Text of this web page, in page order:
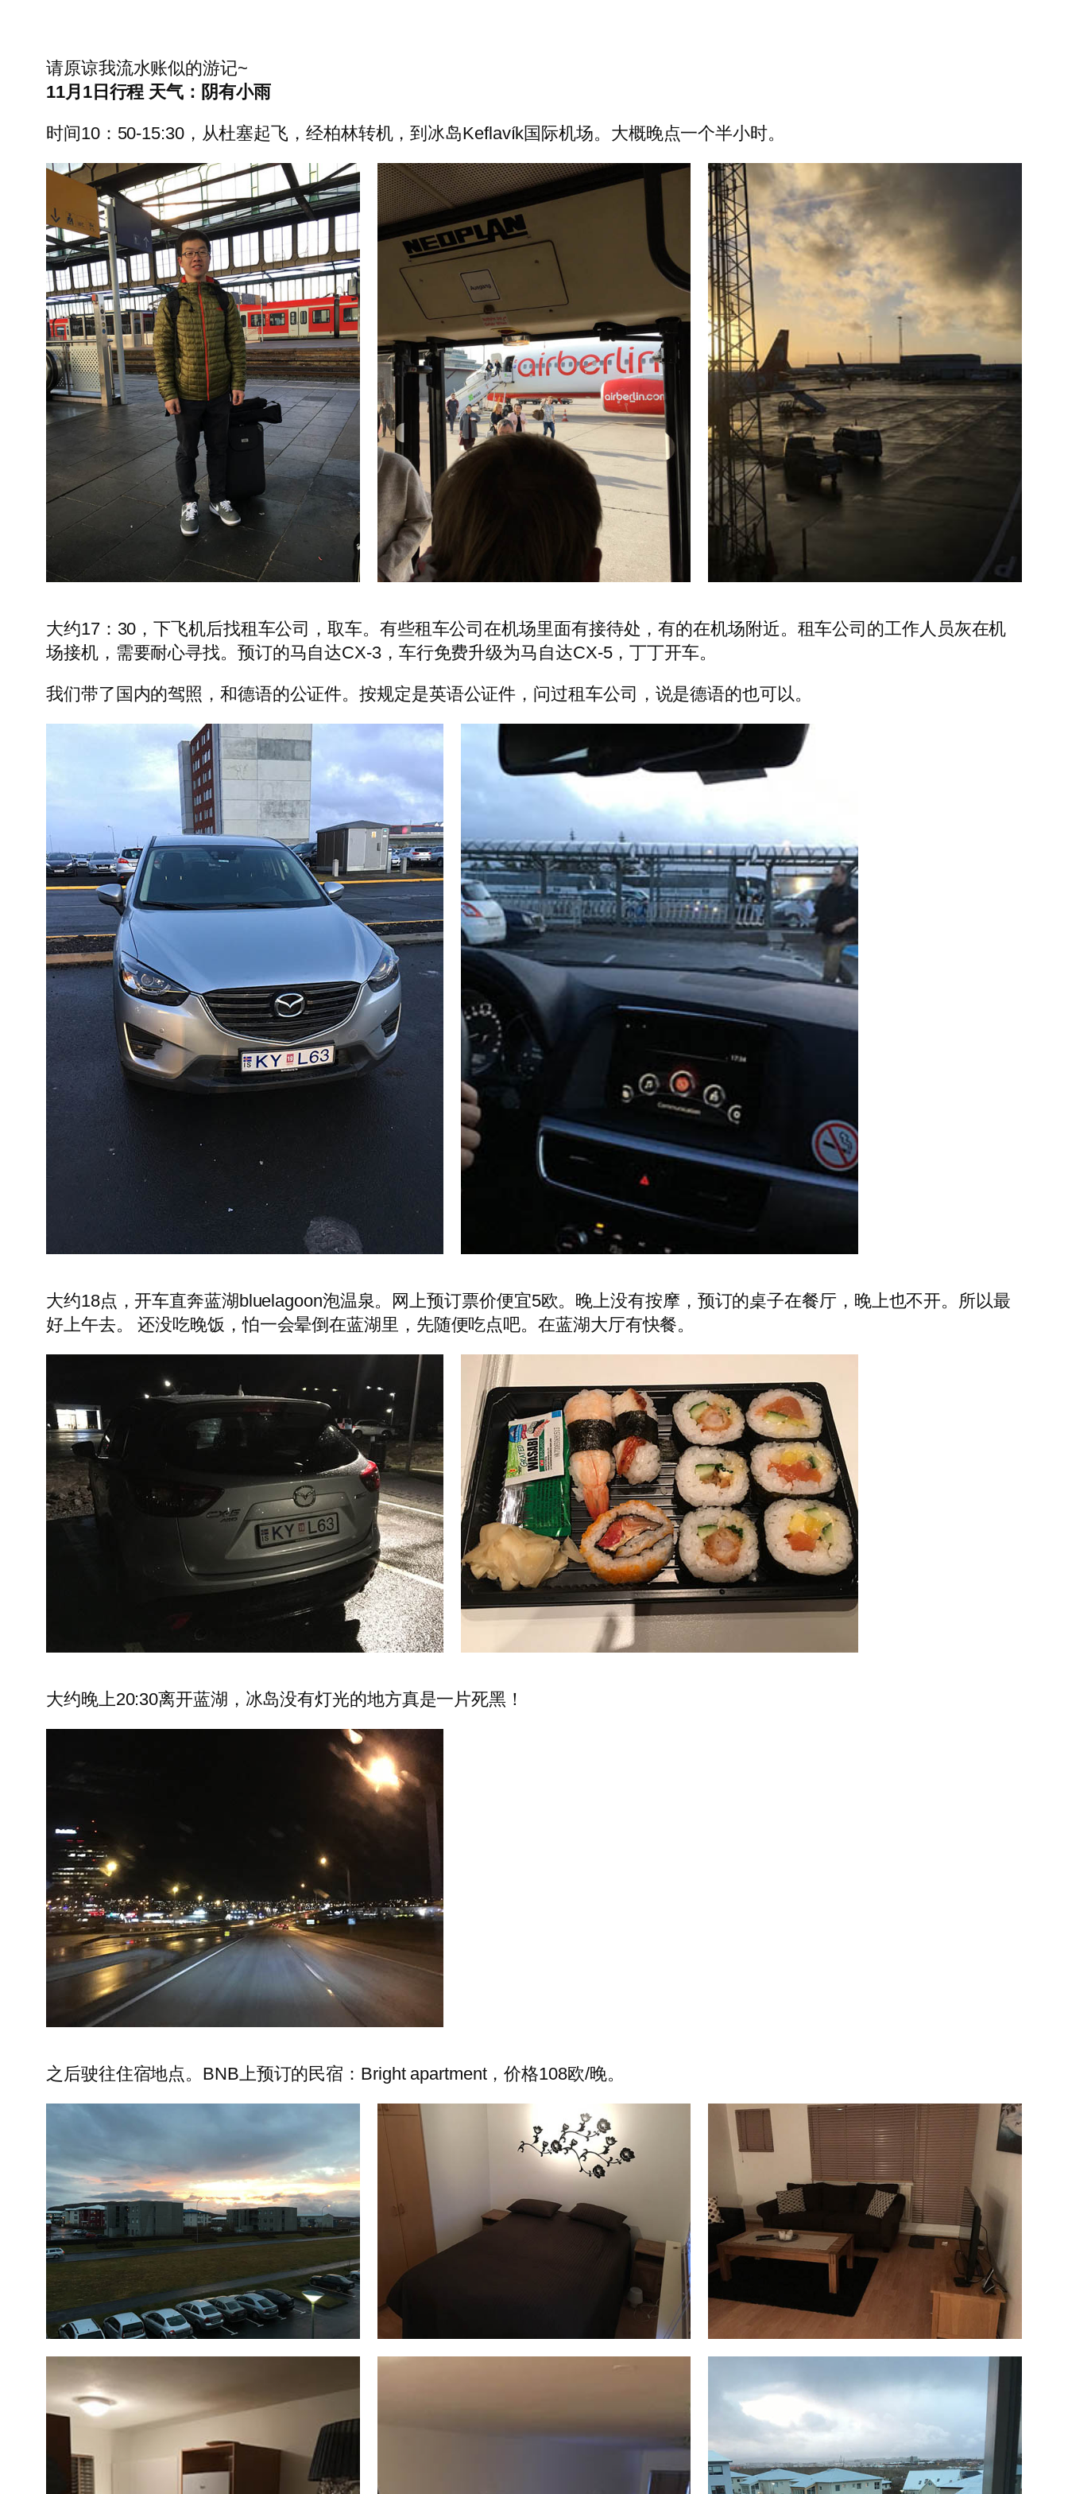
请原谅我流水账似的游记~
11月1日行程 天气：阴有小雨
时间10：50-15:30，从杜塞起飞，经柏林转机，到冰岛Keflavík国际机场。大概晚点一个半小时。
大约17：30，下飞机后找租车公司，取车。有些租车公司在机场里面有接待处，有的在机场附近。租车公司的工作人员灰在机
场接机，需要耐心寻找。预订的马自达CX-3，车行免费升级为马自达CX-5，丁丁开车。
我们带了国内的驾照，和德语的公证件。按规定是英语公证件，问过租车公司，说是德语的也可以。
大约18点，开车直奔蓝湖bluelagoon泡温泉。网上预订票价便宜5欧。晚上没有按摩，预订的桌子在餐厅，晚上也不开。所以最
好上午去。 还没吃晚饭，怕一会晕倒在蓝湖里，先随便吃点吧。在蓝湖大厅有快餐。
大约晚上20:30离开蓝湖，冰岛没有灯光的地方真是一片死黑！
之后驶往住宿地点。BNB上预订的民宿：Bright apartment，价格108欧/晚。